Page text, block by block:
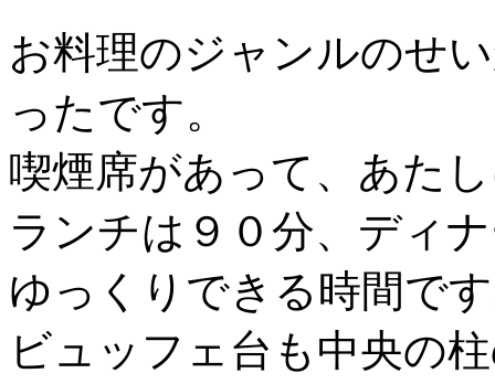
お料理のジャンルのせ
ったです。
喫煙席があって、あた
ランチは９０分、ディ
ゆっくりできる時間で
ビュッフェ台も中央の